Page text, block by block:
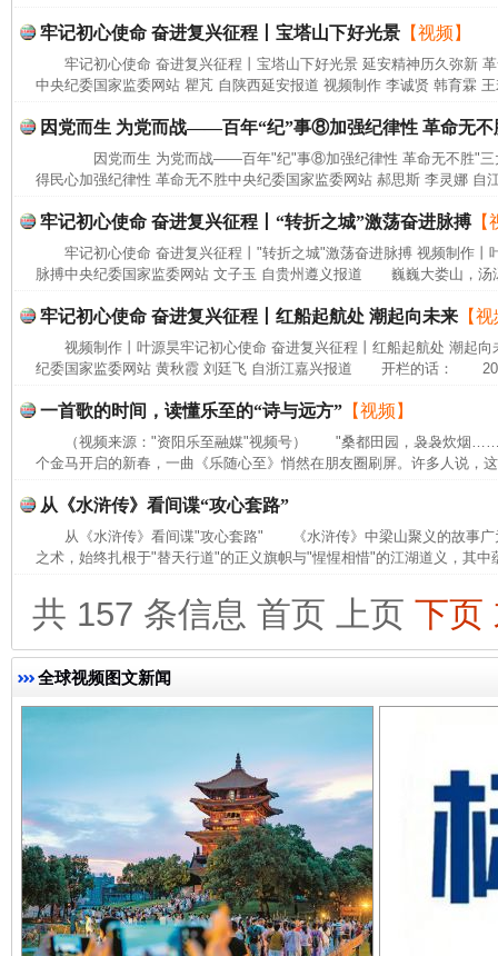
牢记初心使命 奋进复兴征程丨宝塔山下好光景 【视频】
牢记初心使命 奋进复兴征程丨宝塔山下好光景 延安精神历久弥新
中央纪委国家监委网站 瞿芃 自陕西延安报道 视频制作 李诚贤 韩育霖
因党而生 为党而战——百年“纪”事⑧加强纪律性 革命无不
因党而生 为党而战——百年"纪"事⑧加强纪律性 革命无不胜"三
得民心加强纪律性 革命无不胜中央纪委国家监委网站 郝思斯 李灵娜 自
牢记初心使命 奋进复兴征程丨“转折之城”激荡奋进脉搏【
牢记初心使命 奋进复兴征程丨"转折之城"激荡奋进脉搏 视频制作丨
脉搏中央纪委国家监委网站 文子玉 自贵州遵义报道 巍巍大娄山，汤
牢记初心使命 奋进复兴征程丨红船起航处 潮起向未来 【
视频制作丨叶源昊牢记初心使命 奋进复兴征程丨红船起航处 潮起
纪委国家监委网站 黄秋霞 刘廷飞 自浙江嘉兴报道 开栏的话：
一首歌的时间，读懂乐至的“诗与远方” 【视频】
（视频来源："资阳乐至融媒"视频号） "桑都田园，袅袅炊烟
个金马开启的新春，一曲《乐随心至》悄然在朋友圈刷屏。许多人说，
从《水浒传》看间谍“攻心套路”
从《水浒传》看间谍"攻心套路" 《水浒传》中梁山聚义的故事广
之术，始终扎根于"替天行道"的正义旗帜与"惺惺相惜"的江湖道义，其中
共 157 条信息 首页 上页 下页
全球视频图文新闻
完善运行机制助力责任有效落实 一纸欠
东山县通报“牛蛙产品抗生素超标问题” 法
千年窑火 生生不息